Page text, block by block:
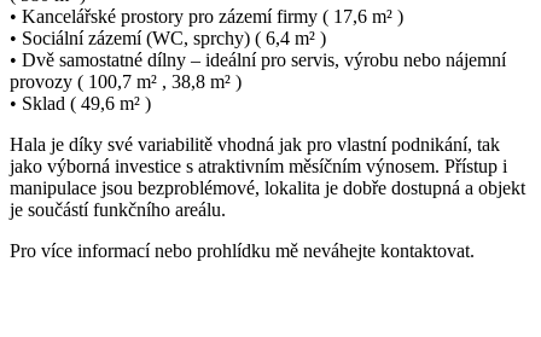
• Kancelářské prostory pro zázemí firmy ( 17,6 m² )
• Sociální zázemí (WC, sprchy) ( 6,4 m² )
• Dvě samostatné dílny – ideální pro servis, výrobu nebo nájemní
provozy ( 100,7 m² , 38,8 m² )
• Sklad ( 49,6 m² )
Hala je díky své variabilitě vhodná jak pro vlastní podnikání, tak
jako výborná investice s atraktivním měsíčním výnosem. Přístup i
manipulace jsou bezproblémové, lokalita je dobře dostupná a objekt
je součástí funkčního areálu.
Pro více informací nebo prohlídku mě neváhejte kontaktovat.